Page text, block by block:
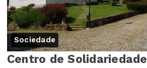
Sociedade
Centro de